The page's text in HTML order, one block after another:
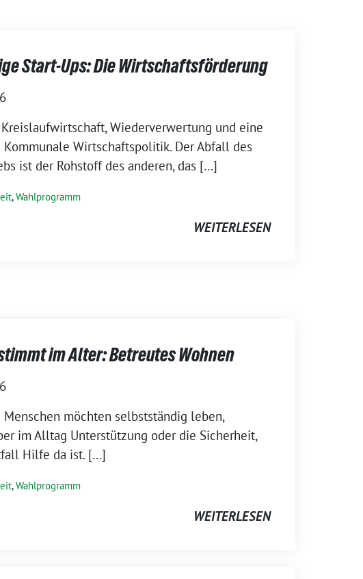
Start-Ups: Die Wirtschaftsförderung
Wiederverwertung und eine
Wirtschaftspolitik. Der Abfall des
ist der Rohstoff des anderen, das […]
,Wahlprogramm
WEITERLESEN
im Alter: Betreutes Wohnen
möchten selbstständig leben,
im Alltag Unterstützung oder die Sicherheit,
Hilfe da ist. […]
,Wahlprogramm
WEITERLESEN